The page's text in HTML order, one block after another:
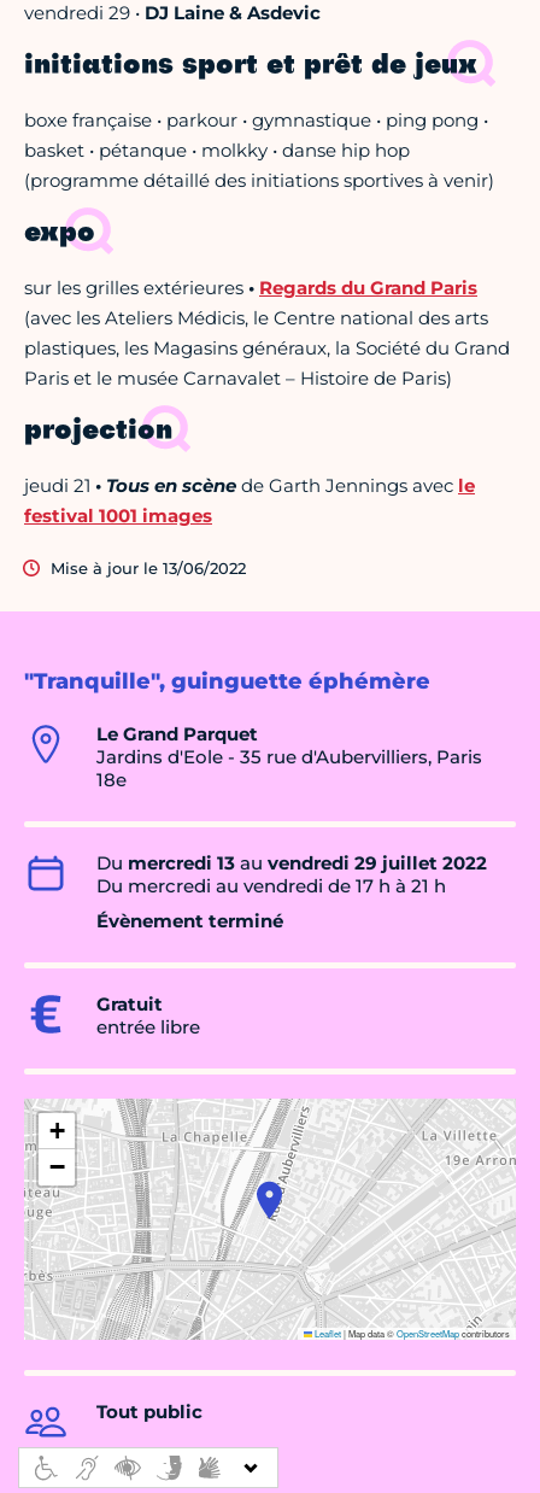
"Tranquille", guinguette éphémère
Le Grand Parquet
Jardins d'Eole - 35 rue d'Aubervilliers, Paris
18e
Du mercredi 13 au vendredi 29 juillet 2022
Du mercredi au vendredi de 17 h à 21 h
Évènement terminé
Gratuit
entrée libre
+
−
Leaflet|Map data ©OpenStreetMapcontributors
Tout public
vendredi 29 • DJ Laine & Asdevic
initiations sport et prêt de jeux
boxe française • parkour • gymnastique • ping pong •
basket • pétanque • molkky • danse hip hop
(programme détaillé des initiations sportives à venir)
expo
sur les grilles extérieures • Regards du Grand Paris
(avec les Ateliers Médicis, le Centre national des arts
plastiques, les Magasins généraux, la Société du Grand
Paris et le musée Carnavalet – Histoire de Paris)
projection
jeudi 21 • Tous en scène de Garth Jennings avec le
festival 1001 images
Mise à jour le 13/06/2022